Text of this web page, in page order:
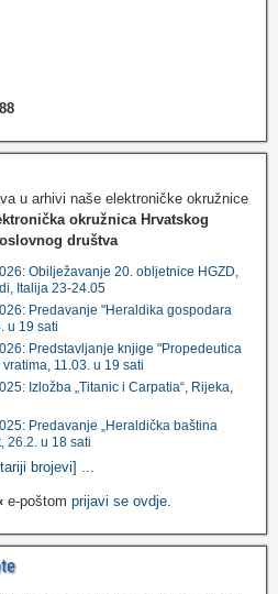
u arhivi naše elektroničke okružnice
okružnica Hrvatskog
društva
Obilježavanje 20. obljetnice HGZD,
Italija 23-24.05
Predavanje "Heraldika gospodara
u 19 sati
Predstavljanje knjige "Propedeutica
11.03. u 19 sati
Izložba „Titanic i Carpatia“, Rijeka,
Predavanje „Heraldička baština
26.2. u 18 sati
brojevi]
e-poštom prijavi se ovdje